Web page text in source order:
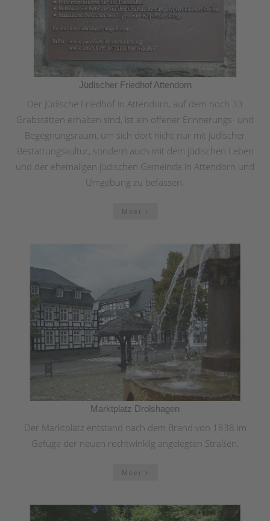
Jüdischer Friedhof Attendorn
Der Jüdische Friedhof in Attendorn, auf dem noch 33
Grabstätten erhalten sind, ist ein offener Erinnerungs- und
Begegnungsraum, um sich dort nicht nur mit jüdischer
Bestattungskultur, sondern auch mit dem jüdischen Leben
und der ehemaligen jüdischen Gemeinde in Attendorn und
Umgebung zu befassen.
Meer
Marktplatz Drolshagen
Der Marktplatz entstand nach dem Brand von 1838 im
Gefüge der neuen rechtwinklig angelegten Straßen.
Meer